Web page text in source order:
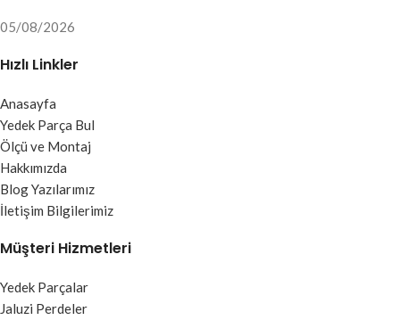
05/08/2026
Hızlı Linkler
Anasayfa
Yedek Parça Bul
Ölçü ve Montaj
Hakkımızda
Blog Yazılarımız
İletişim Bilgilerimiz
Müşteri Hizmetleri
Yedek Parçalar
Jaluzi Perdeler